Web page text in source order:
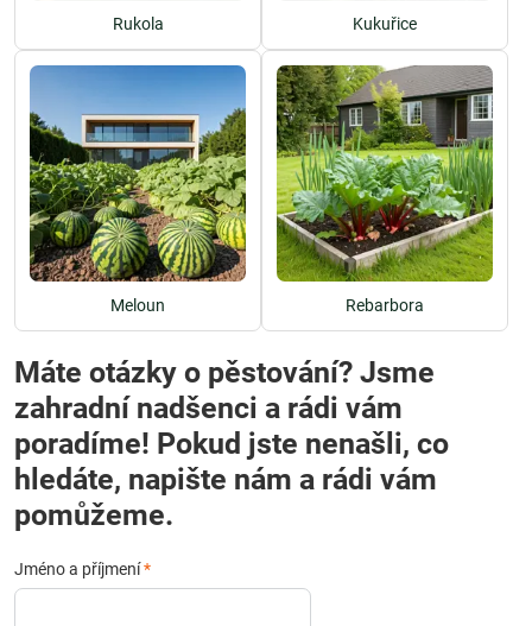
Rukola Kukuřice
Meloun Rebarbora
Máte otázky o pěstování? Jsme
zahradní nadšenci a rádi vám
poradíme! Pokud jste nenašli, co
hledáte, napište nám a rádi vám
pomůžeme.
Jméno a příjmení*